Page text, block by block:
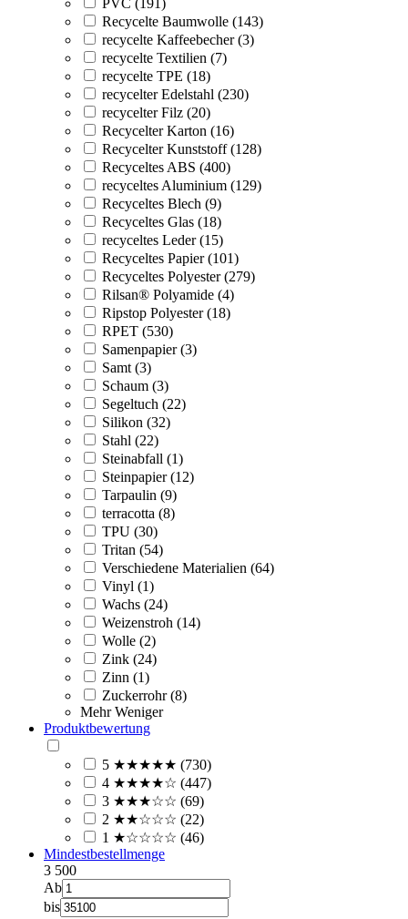
Recycelte Baumwolle (143)
recycelte Kaffeebecher (3)
recycelte Textilien (7)
recycelte TPE (18)
recycelter Edelstahl (230)
recycelter Filz (20)
Recycelter Karton (16)
Recycelter Kunststoff (128)
Recyceltes ABS (400)
recyceltes Aluminium (129)
Recyceltes Blech (9)
Recyceltes Glas (18)
recyceltes Leder (15)
Recyceltes Papier (101)
Recyceltes Polyester (279)
Rilsan® Polyamide (4)
Ripstop Polyester (18)
RPET (530)
Samenpapier (3)
Samt (3)
Schaum (3)
Segeltuch (22)
Silikon (32)
Stahl (22)
Steinabfall (1)
Steinpapier (12)
Tarpaulin (9)
terracotta (8)
TPU (30)
Tritan (54)
Verschiedene Materialien (64)
Vinyl (1)
Wachs (24)
Weizenstroh (14)
Wolle (2)
Zink (24)
Zinn (1)
Zuckerrohr (8)
Mehr Weniger
Produktbewertung
5 ★★★★★ (730)
4 ★★★★☆ (447)
3 ★★★☆☆ (69)
2 ★★☆☆☆ (22)
1 ★☆☆☆☆ (46)
Mindestbestellmenge
3 500
Ab
bis